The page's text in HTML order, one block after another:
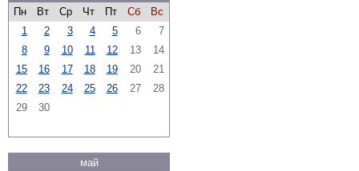
Пн
Вт Ср Чт Пт Сб
Вс
1
2 3 4 5 6
7
8
9 10 11 12 13
14
15
16 17 18 19 20
21
22
23 24 25 26 27
28
29
30
май